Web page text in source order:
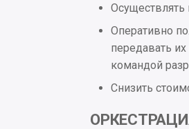
Оперативно
передавать
командой
Снизить